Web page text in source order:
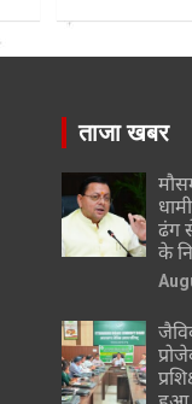
ताजा खबर
ढंग
के